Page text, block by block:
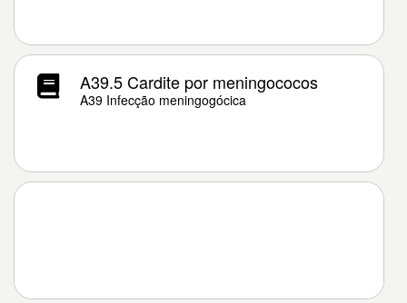
A39.5 Cardite por meningococos
A39 Infecção meningogócica